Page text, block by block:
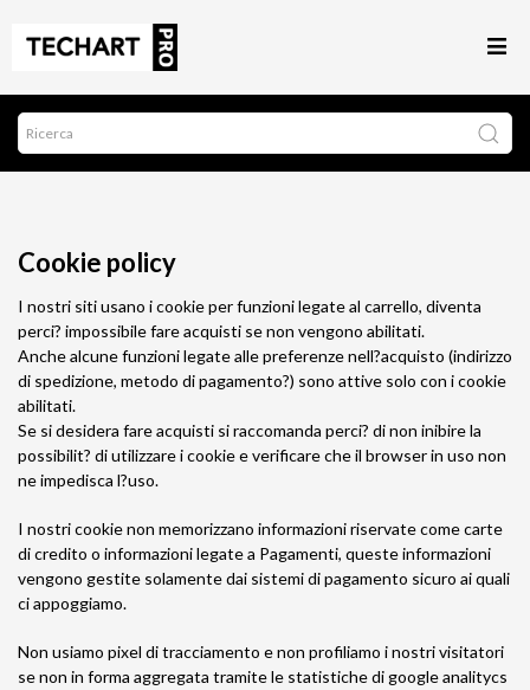
Cookie policy
I nostri siti usano i cookie per funzioni legate al carrello, diventa
perci? impossibile fare acquisti se non vengono abilitati.
Anche alcune funzioni legate alle preferenze nell?acquisto (indirizzo
di spedizione, metodo di pagamento?) sono attive solo con i cookie
abilitati.
Se si desidera fare acquisti si raccomanda perci? di non inibire la
possibilit? di utilizzare i cookie e verificare che il browser in uso non
ne impedisca l?uso.
I nostri cookie non memorizzano informazioni riservate come carte
di credito o informazioni legate a Pagamenti, queste informazioni
vengono gestite solamente dai sistemi di pagamento sicuro ai quali
ci appoggiamo.
Non usiamo pixel di tracciamento e non profiliamo i nostri visitatori
se non in forma aggregata tramite le statistiche di google analitycs